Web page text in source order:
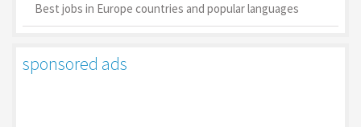
Best jobs in Europe countries and popular languages
sponsored ads